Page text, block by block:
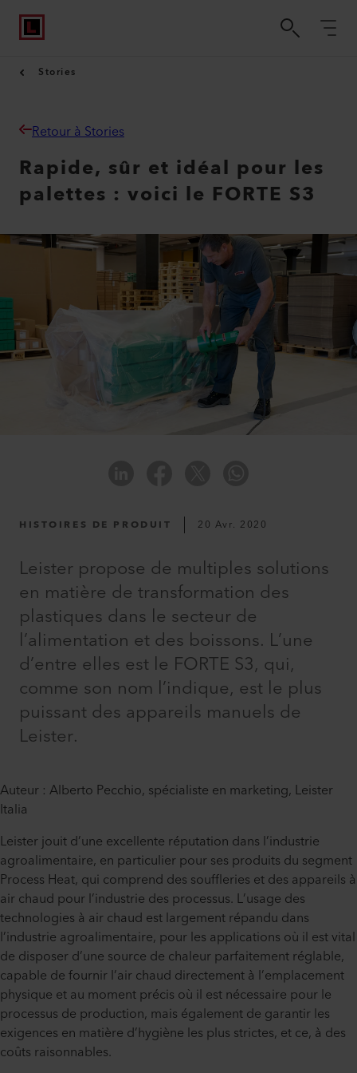
Stories
Retour à Stories
Rapide, sûr et idéal pour les
palettes : voici le FORTE S3
HISTOIRES DE PRODUIT 20 Avr. 2020
Leister propose de multiples solutions
en matière de transformation des
plastiques dans le secteur de
l’alimentation et des boissons. L’une
d’entre elles est le FORTE S3, qui,
comme son nom l’indique, est le plus
puissant des appareils manuels de
Leister.
Auteur : Alberto Pecchio, spécialiste en marketing, Leister
Italia
Leister jouit d’une excellente réputation dans l’industrie
agroalimentaire, en particulier pour ses produits du segment
Process Heat, qui comprend des souffleries et des appareils à
air chaud pour l’industrie des processus. L’usage des
technologies à air chaud est largement répandu dans
l’industrie agroalimentaire, pour les applications où il est vital
de disposer d’une source de chaleur parfaitement réglable,
capable de fournir l’air chaud directement à l’emplacement
physique et au moment précis où il est nécessaire pour le
processus de production, mais également de garantir les
exigences en matière d’hygiène les plus strictes, et ce, à des
coûts raisonnables.